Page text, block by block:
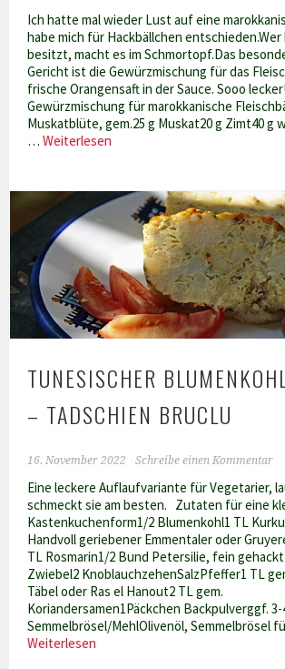
Ich hatte mal wieder Lust auf eine
habe mich für Hackbällchen entschieden.Wer
besitzt, macht es im Schmortopf.Das
Gericht ist die Gewürzmischung für das
frische Orangensaft in der Sauce. Sooo lecker!
Gewürzmischung für marokkanische
Muskatblüte, gem.25 g Muskat20 g Zimt40 g
…Weiterlesen
fruchtiger
Auberginen-
Tomatensauce
TUNESISCHER
– TADSCHIEN BRUCLU
16. November 2022 Schreibe einen Kommentar
Eine leckere Auflaufvariante für Vegetarier,
schmeckt sie am besten. Zutaten für eine
Kastenkuchenform1/2 Blumenkohl1 TL
Handvoll geriebener Emmentaler oder
TL Rosmarin1/2 Bund Petersilie, fein
Zwiebel2 KnoblauchzehenSalzPfeffer1 TL
Täbel oder Ras el Hanout2 TL gem.
Koriandersamen1Päckchen Backpulverggf. 3-
Semmelbrösel/MehlOlivenöl, Semmelbrösel
Weiterlesen